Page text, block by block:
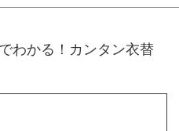
わかる！カンタン衣替